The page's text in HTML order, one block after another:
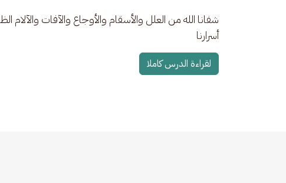
شفانا الله من العلل والأسقام والأوجاع والآفات والآلام
أسرارنا
لقراءة الدرس كاملا